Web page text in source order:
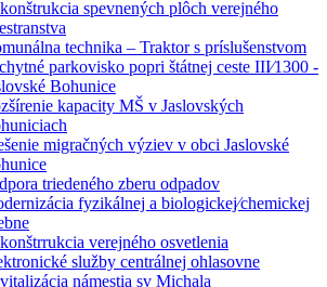
spevnených plôch verejného
technika – Traktor s príslušenstvom
parkovisko popri štátnej ceste III⁄1300 -
Bohunice
kapacity MŠ v Jaslovských
migračných výziev v obci Jaslovské
triedeného zberu odpadov
fyzikálnej a biologickej⁄chemickej
verejného osvetlenia
služby centrálnej ohlasovne
námestia sv Michala